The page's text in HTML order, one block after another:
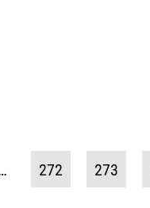
272 273